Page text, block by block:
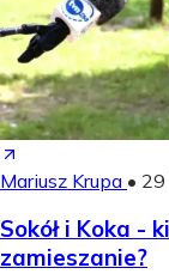
Mariusz Krupa •
Sokół i Koka -
zamieszanie?